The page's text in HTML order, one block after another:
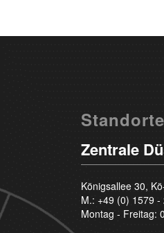
Standorte
Zentrale
Königsallee 30,
M.: +49 (0) 1579 -
Montag - Freitag: